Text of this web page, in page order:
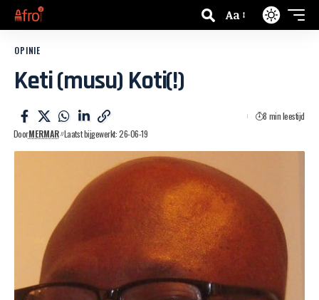
Aa
OPINIE
Keti (musu) Koti(!)
DoorMERMAR Laatst bijgewerkt: 26-06-19
8 min leestijd